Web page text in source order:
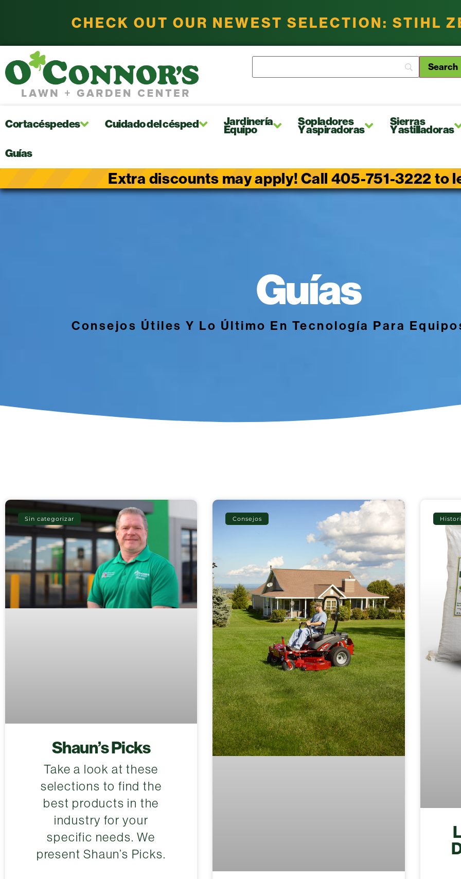
CHECK OUT OUR NEWEST SELECTION: STIHL
Cortacéspedes Cuidado del césped Jardinería
Equipo
Sopladores
Y aspiradoras
Sierras
Y astilladoras
Guías
Extra discounts may apply! Call 405-751-3222 to
Guías
Consejos Útiles Y Lo Último En Tecnología Para
Sin categorizar
Shaun’s Picks
Take a look at these
selections to find the
best products in the
industry for your
specific needs. We
present Shaun’s Picks.
Consejos